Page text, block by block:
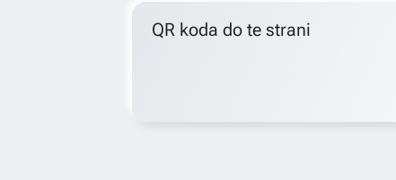
QR koda do te strani